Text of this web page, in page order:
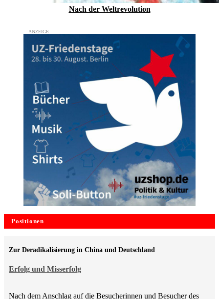
Nach der Weltrevolution
Positionen
Erfolg und Misserfolg
Zur Deradikalisierung in China und Deutschland
Nach dem Anschlag auf die Besucherinnen und Besucher des